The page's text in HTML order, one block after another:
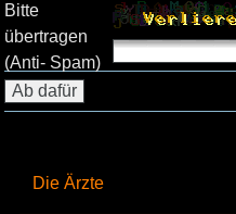
Die Ärzte
Bitte
übertragen
(Anti- Spam)